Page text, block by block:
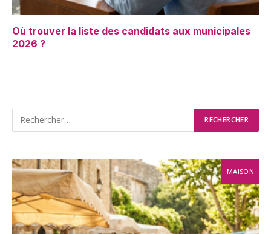
Où trouver la liste des candidats aux municipales
2026 ?
MAISON